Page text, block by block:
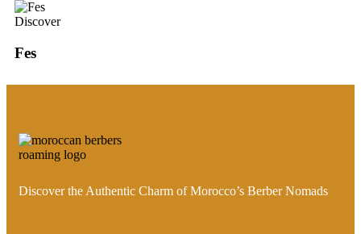
Discover
Fes
Discover the Authentic Charm of Morocco’s Berber Nomads